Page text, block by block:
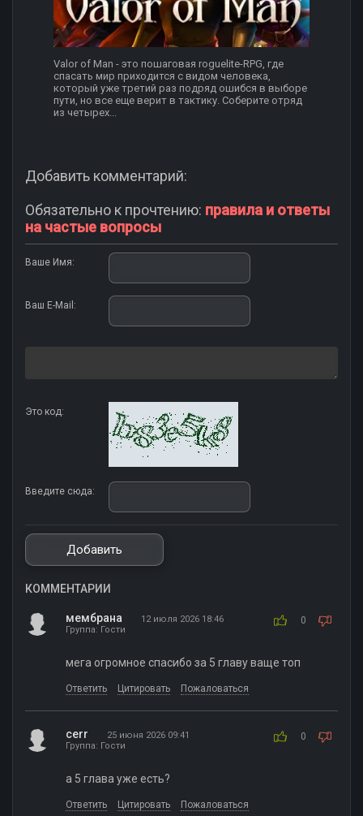
Valor of Man - это пошаговая roguelite-RPG, где
спасать мир приходится с видом человека,
который уже третий раз подряд ошибся в выборе
пути, но все еще верит в тактику. Соберите отряд
из четырех...
Добавить комментарий:
Обязательно к прочтению: правила и ответы
на частые вопросы
Ваше Имя:
Ваш E-Mail:
Это код:
Введите сюда:
КОММЕНТАРИИ
мембрана
12 июля 2026 18:46
Группа: Гости
0
мега огромное спасибо за 5 главу ваще топ
Ответить Цитировать Пожаловаться
cerr
25 июня 2026 09:41
Группа: Гости
0
а 5 глава уже есть?
Ответить Цитировать Пожаловаться